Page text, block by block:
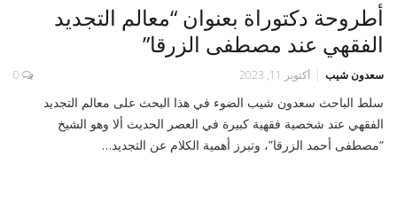
أطروحة دكتوراة بعنوان “معالم التجديد
الفقهي عند مصطفى الزرقا”
سعدون شيب أكتوبر 11, 2023 0
سلط الباحث سعدون شيب الضوء في هذا البحث على معالم التجديد
الفقهي عند شخصية فقهية كبيرة في العصر الحديث ألا وهو الشيخ
“مصطفى أحمد الزرقا”، وتبرز أهمية الكلام عن التجديد…